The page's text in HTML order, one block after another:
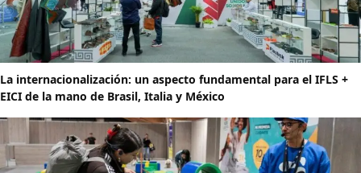
La internacionalización: un aspecto fundamental para el IFLS +
EICI de la mano de Brasil, Italia y México